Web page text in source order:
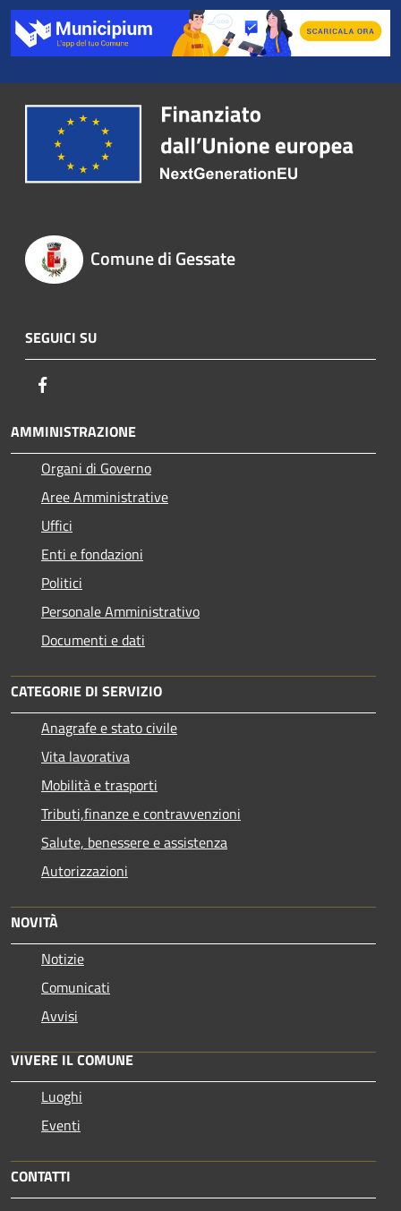
Comune di Gessate
SEGUICI SU
AMMINISTRAZIONE
Organi di Governo
Aree Amministrative
Uffici
Enti e fondazioni
Politici
Personale Amministrativo
Documenti e dati
CATEGORIE DI SERVIZIO
Anagrafe e stato civile
Vita lavorativa
Mobilità e trasporti
Tributi,finanze e contravvenzioni
Salute, benessere e assistenza
Autorizzazioni
NOVITÀ
Notizie
Comunicati
Avvisi
VIVERE IL COMUNE
Luoghi
Eventi
CONTATTI